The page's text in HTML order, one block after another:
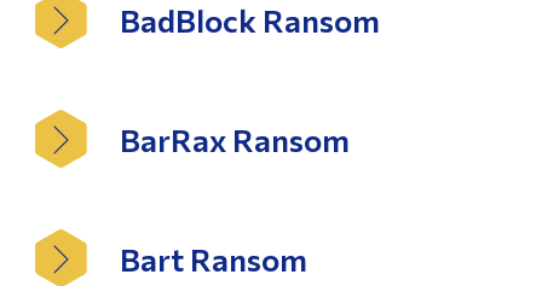
BadBlock Ransom
BarRax Ransom
Bart Ransom